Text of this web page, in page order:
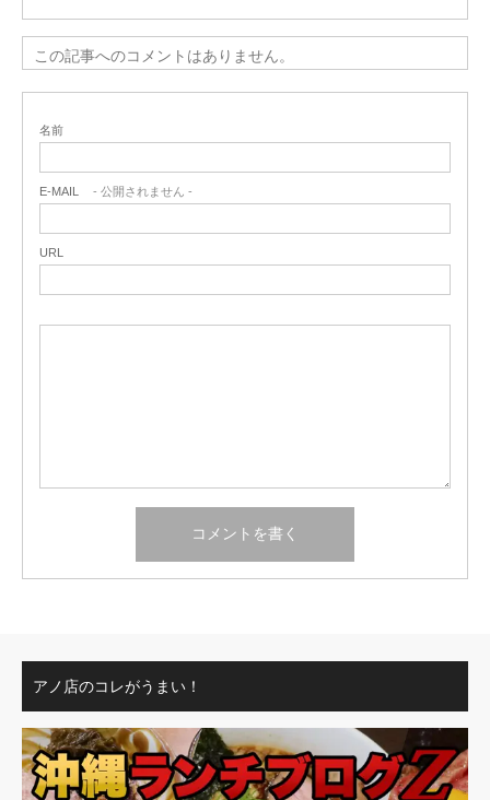
この記事へのコメントはありません。
名前
E-MAIL - 公開されません -
URL
アノ店のコレがうまい！